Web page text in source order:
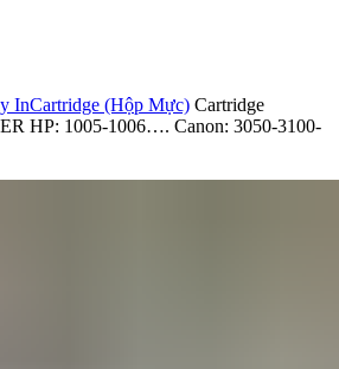
InCartridge (Hộp Mực) Cartridge
HP: 1005-1006…. Canon: 3050-3100-